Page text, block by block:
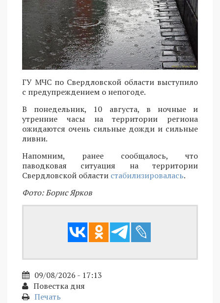
ГУ МЧС по Свердловской области выступило
с предупреждением о непогоде.
В понедельник, 10 августа, в ночные и
утренние часы на территории региона
ожидаются очень сильные дожди и сильные
ливни.
Напомним, ранее сообщалось, что
паводковая ситуация на территории
Свердловской области стабилизировалась.
Фото: Борис Ярков
09/08/2026 - 17:13
Повестка дня
Печать